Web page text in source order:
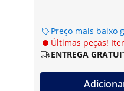
Preço mais baixo
Últimas peças!
ENTREGA